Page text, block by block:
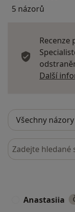
5 názorů
Recenze
Další
Hledejte v
Anastasiia